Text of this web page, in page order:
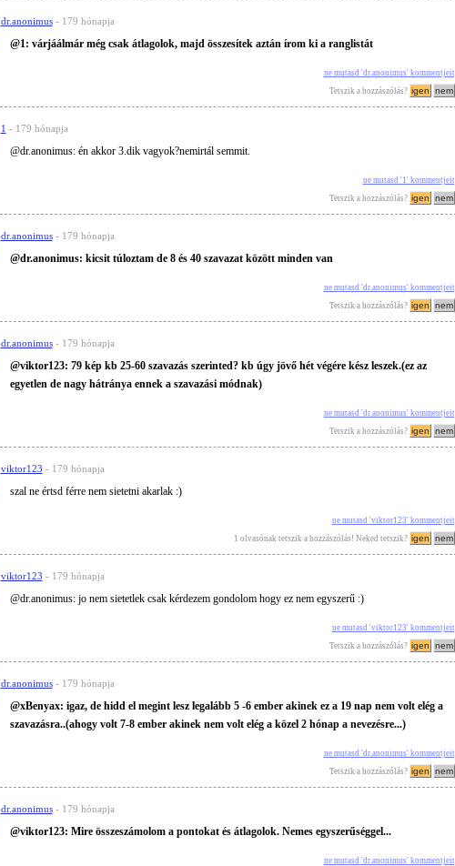
dr.anonimus - 179 hónapja
@1: várjáálmár még csak átlagolok, majd összesítek aztán írom ki a ranglistát
ne mutasd 'dr.anonimus' kommentjeit
Tetszik a hozzászólás?
1 - 179 hónapja
@dr.anonimus: én akkor 3.dik vagyok?nemirtál semmit.
ne mutasd '1' kommentjeit
Tetszik a hozzászólás?
dr.anonimus - 179 hónapja
@dr.anonimus: kicsit túloztam de 8 és 40 szavazat között minden van
ne mutasd 'dr.anonimus' kommentjeit
Tetszik a hozzászólás?
dr.anonimus - 179 hónapja
@viktor123: 79 kép kb 25-60 szavazás szerinted? kb úgy jövő hét végére kész leszek.(ez az
egyetlen de nagy hátránya ennek a szavazási módnak)
ne mutasd 'dr.anonimus' kommentjeit
Tetszik a hozzászólás?
viktor123 - 179 hónapja
szal ne értsd férre nem sietetni akarlak :)
ne mutasd 'viktor123' kommentjeit
1 olvasónak tetszik a hozzászólás! Neked tetszik?
viktor123 - 179 hónapja
@dr.anonimus: jo nem sietetlek csak kérdezem gondolom hogy ez nem egyszerű :)
ne mutasd 'viktor123' kommentjeit
Tetszik a hozzászólás?
dr.anonimus - 179 hónapja
@xBenyax: igaz, de hidd el megint lesz legalább 5 -6 ember akinek ez a 19 nap nem volt elég a
szavazásra..(ahogy volt 7-8 ember akinek nem volt elég a közel 2 hónap a nevezésre...)
ne mutasd 'dr.anonimus' kommentjeit
Tetszik a hozzászólás?
dr.anonimus - 179 hónapja
@viktor123: Mire összeszámolom a pontokat és átlagolok. Nemes egyszerűséggel...
ne mutasd 'dr.anonimus' kommentjeit